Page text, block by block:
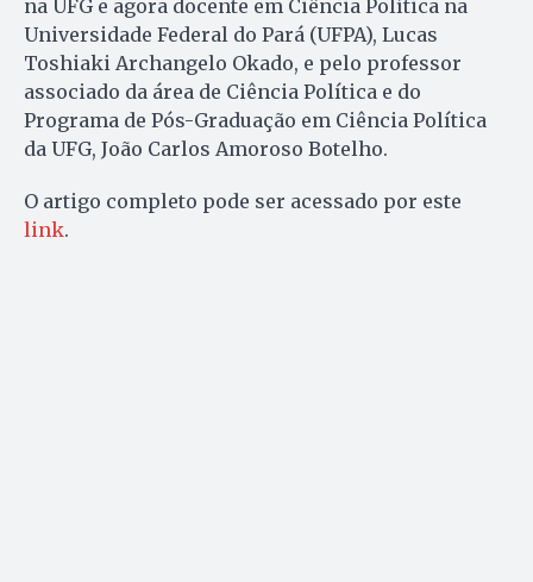
na UFG e agora docente em Ciência Política na
Universidade Federal do Pará (UFPA), Lucas
Toshiaki Archangelo Okado, e pelo professor
associado da área de Ciência Política e do
Programa de Pós-Graduação em Ciência Política
da UFG, João Carlos Amoroso Botelho.
O artigo completo pode ser acessado por este
link.